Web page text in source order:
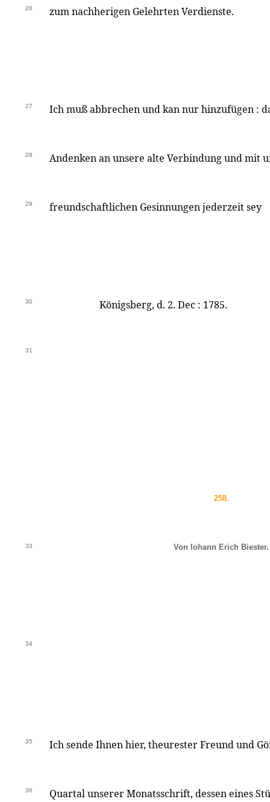
26 zum nachherigen Gelehrten Verdienste.
27 Ich muß abbrechen und kan nur hinzufügen :
28 Andenken an unsere alte Verbindung und mit
29 freundschaftlichen Gesinnungen jederzeit sey
30 Königsberg, d. 2. Dec : 1785.
31
258.
33 Von Iohann Erich Biester.
34
35 Ich sende Ihnen hier, theurester Freund und
36 Quartal unserer Monatsschrift, dessen eines